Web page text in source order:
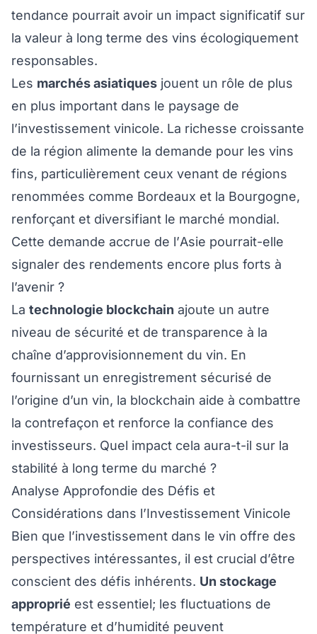
tendance pourrait avoir un impact significatif sur
la valeur à long terme des vins écologiquement
responsables.
Les marchés asiatiques jouent un rôle de plus
en plus important dans le paysage de
l’investissement vinicole. La richesse croissante
de la région alimente la demande pour les vins
fins, particulièrement ceux venant de régions
renommées comme Bordeaux et la Bourgogne,
renforçant et diversifiant le marché mondial.
Cette demande accrue de l’Asie pourrait-elle
signaler des rendements encore plus forts à
l’avenir ?
La technologie blockchain ajoute un autre
niveau de sécurité et de transparence à la
chaîne d’approvisionnement du vin. En
fournissant un enregistrement sécurisé de
l’origine d’un vin, la blockchain aide à combattre
la contrefaçon et renforce la confiance des
investisseurs. Quel impact cela aura-t-il sur la
stabilité à long terme du marché ?
Analyse Approfondie des Défis et
Considérations dans l’Investissement Vinicole
Bien que l’investissement dans le vin offre des
perspectives intéressantes, il est crucial d’être
conscient des défis inhérents. Un stockage
approprié est essentiel; les fluctuations de
température et d’humidité peuvent